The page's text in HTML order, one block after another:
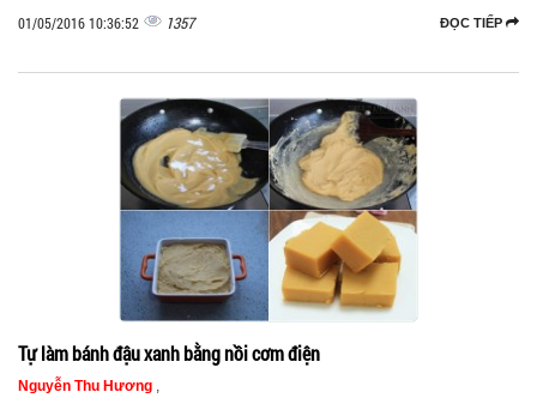
ĐỌC TIẾP
01/05/2016 10:36:52 1357
Tự làm bánh đậu xanh bằng nồi cơm điện
Nguyễn Thu Hương ,